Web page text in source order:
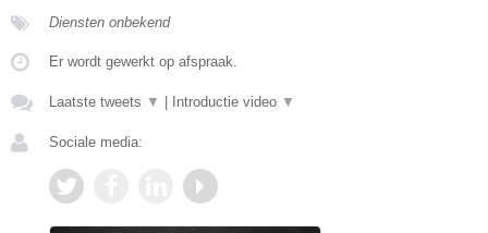
Diensten onbekend
Er wordt gewerkt op afspraak.
Laatste tweets ▼ Introductie video ▼
Sociale media: